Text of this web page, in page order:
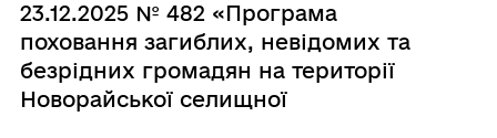
23.12.2025 № 482 «Програма
поховання загиблих, невідомих та
безрідних громадян на території
Новорайської селищної